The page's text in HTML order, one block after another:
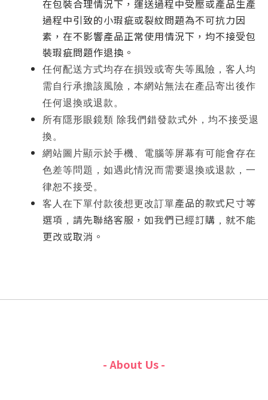
在包裝合理情況下，運送過程中受壓或產品生產
過程中引致的小瑕疵或裂紋問題為不可抗力因
素，在不影響產品正常使用情況下，均不接受包
裝瑕疵問題作退換。
任何配送方式均存在損毀或寄失等風險， 客人均
需自行承擔該風險，本網站無法在產品寄出後作
任何退換或退款。
所有隱形眼鏡類 除我們錯發款式外，均不接受退
換。
網站圖片顯示於手機、電腦等屏幕有可能會存在
色差等問題，如遇此情況而需要退換或退款，一
律恕不接受。
客人在下單付款後想更改訂單產品的款式尺寸等
選項 ， 請先聯絡客服，如我們已經訂購 ， 就不能
更改或取消。
- About Us -